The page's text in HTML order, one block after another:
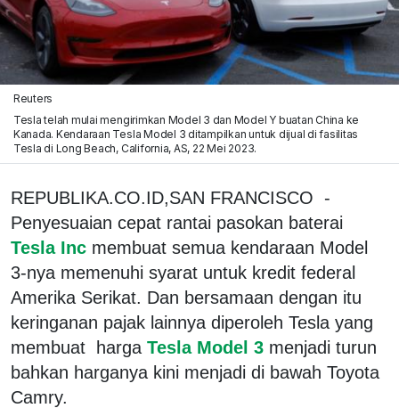
Reuters
Tesla telah mulai mengirimkan Model 3 dan Model Y buatan China ke
Kanada. Kendaraan Tesla Model 3 ditampilkan untuk dijual di fasilitas
Tesla di Long Beach, California, AS, 22 Mei 2023.
REPUBLIKA.CO.ID,SAN FRANCISCO -
Penyesuaian cepat rantai pasokan baterai
Tesla Inc membuat semua kendaraan Model
3-nya memenuhi syarat untuk kredit federal
Amerika Serikat. Dan bersamaan dengan itu
keringanan pajak lainnya diperoleh Tesla yang
membuat harga Tesla Model 3 menjadi turun
bahkan harganya kini menjadi di bawah Toyota
Camry.